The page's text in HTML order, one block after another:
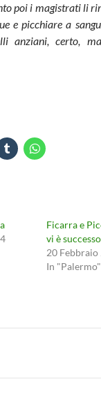
poi i magistrati li
e picchiare a
anziani, certo,
Ficarra e
vi è
20 Febbraio
In "Palermo"